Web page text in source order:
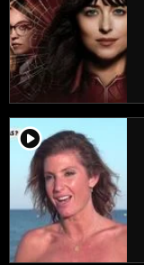
player2